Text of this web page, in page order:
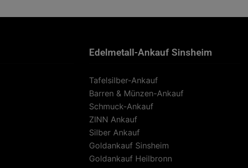
Edelmetall-Ankauf Sinsheim
Tafelsilber-Ankauf
Barren & Münzen-Ankauf
Schmuck-Ankauf
ZINN Ankauf
Silber Ankauf
Goldankauf Sinsheim
Goldankauf Heilbronn